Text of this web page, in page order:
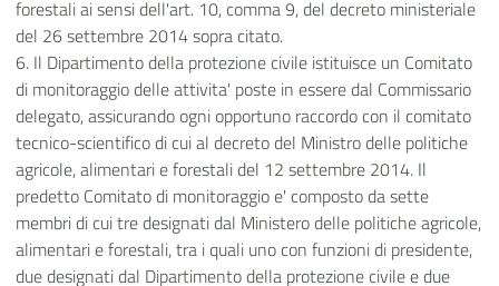
forestali ai sensi dell'art. 10, comma 9, del decreto ministeriale
del 26 settembre 2014 sopra citato.
6. Il Dipartimento della protezione civile istituisce un Comitato
di monitoraggio delle attivita' poste in essere dal Commissario
delegato, assicurando ogni opportuno raccordo con il comitato
tecnico-scientifico di cui al decreto del Ministro delle politiche
agricole, alimentari e forestali del 12 settembre 2014. Il
predetto Comitato di monitoraggio e' composto da sette
membri di cui tre designati dal Ministero delle politiche agricole,
alimentari e forestali, tra i quali uno con funzioni di presidente,
due designati dal Dipartimento della protezione civile e due